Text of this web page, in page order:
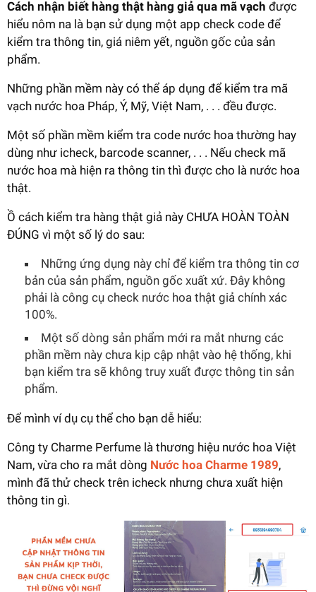
Cách nhận biết hàng thật hàng giả qua mã vạch được
hiểu nôm na là bạn sử dụng một app check code để
kiểm tra thông tin, giá niêm yết, nguồn gốc của sản
phẩm.
Những phần mềm này có thể áp dụng để kiểm tra mã
vạch nước hoa Pháp, Ý, Mỹ, Việt Nam, . . . đều được.
Một số phần mềm kiểm tra code nước hoa thường hay
dùng như icheck, barcode scanner, . . . Nếu check mã
nước hoa mà hiện ra thông tin thì được cho là nước hoa
thật.
Ồ cách kiểm tra hàng thật giả này CHƯA HOÀN TOÀN
ĐÚNG vì một số lý do sau:
Những ứng dụng này chỉ để kiểm tra thông tin cơ
bản của sản phẩm, nguồn gốc xuất xứ. Đây không
phải là công cụ check nước hoa thật giả chính xác
100%.
Một số dòng sản phẩm mới ra mắt nhưng các
phần mềm này chưa kịp cập nhật vào hệ thống, khi
bạn kiểm tra sẽ không truy xuất được thông tin sản
phẩm.
Để mình ví dụ cụ thể cho bạn dễ hiểu:
Công ty Charme Perfume là thương hiệu nước hoa Việt
Nam, vừa cho ra mắt dòng Nước hoa Charme 1989,
mình đã thử check trên icheck nhưng chưa xuất hiện
thông tin gì.